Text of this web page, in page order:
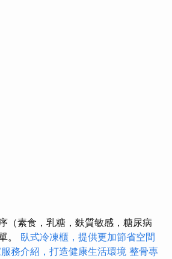
（素食，乳糖，麩質敏感，糖尿病
。 臥式冷凍櫃，提供更加節省空間
務介紹，打造健康生活環境 整骨專